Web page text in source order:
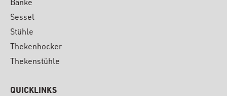
Bänke
Sessel
Stühle
Thekenhocker
Thekenstühle
QUICKLINKS